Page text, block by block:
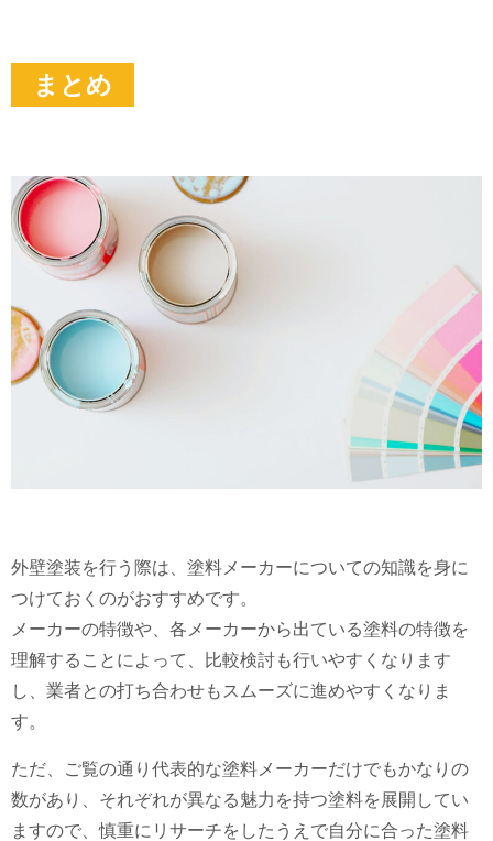
まとめ
外壁塗装を行う際は、塗料メーカーについての知識を身に
つけておくのがおすすめです。
メーカーの特徴や、各メーカーから出ている塗料の特徴を
理解することによって、比較検討も行いやすくなります
し、業者との打ち合わせもスムーズに進めやすくなりま
す。
ただ、ご覧の通り代表的な塗料メーカーだけでもかなりの
数があり、それぞれが異なる魅力を持つ塗料を展開してい
ますので、慎重にリサーチをしたうえで自分に合った塗料